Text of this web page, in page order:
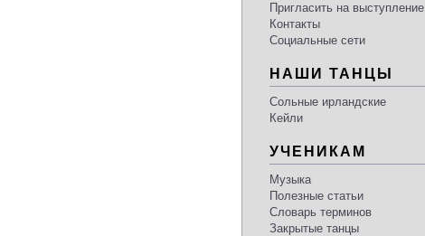
Пригласить на выступление
Контакты
Социальные сети
НАШИ ТАНЦЫ
Сольные ирландские
Кейли
УЧЕНИКАМ
Музыка
Полезные статьи
Словарь терминов
Закрытые танцы